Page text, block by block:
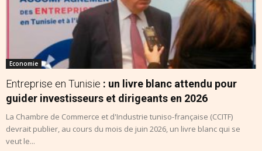
Economie
Entreprise en Tunisie : un livre blanc attendu pour
guider investisseurs et dirigeants en 2026
La Chambre de Commerce et d'Industrie tuniso-française (CCITF)
devrait publier, au cours du mois de juin 2026, un livre blanc qui se
veut le...